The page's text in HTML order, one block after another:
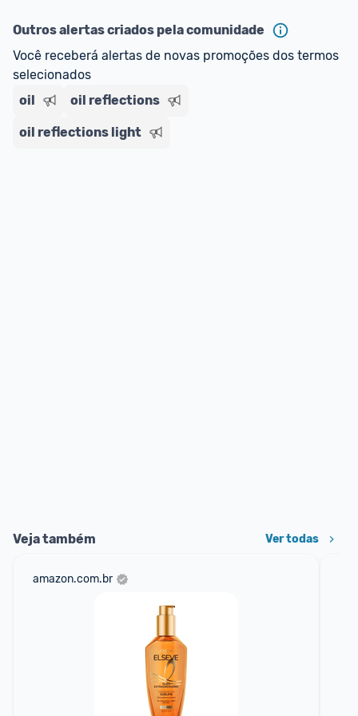
E lembre-se: você sempre pode contar ajuda da
comunidade para tirar dúvidas ou acionar os
nossos Admins marcando
comentário ou através do
Outros alertas criados pela comunidade
Você receberá alertas de novas promoções dos termos
selecionados
oil
oil reflections
oil reflections light
Veja também Ver todas
amazon.com.br